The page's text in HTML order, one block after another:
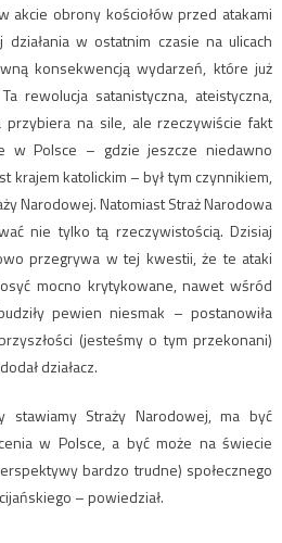
akcie obrony kościołów przed atakami
w ostatnim czasie na ulicach
konsekwencją wydarzeń, które już
rewolucja satanistyczna, ateistyczna,
przybiera na sile, ale rzeczywiście fakt
w Polsce – gdzie jeszcze niedawno
krajem katolickim – był tym czynnikiem,
Narodowej. Natomiast Straż Narodowa
nie tylko tą rzeczywistością. Dzisiaj
przegrywa w tej kwestii, że te ataki
mocno krytykowane, nawet wśród
pewien niesmak – postanowiła
(jesteśmy o tym przekonani)
działacz.
stawiamy Straży Narodowej, ma być
w Polsce, a być może na świecie
bardzo trudne) społecznego
– powiedział.